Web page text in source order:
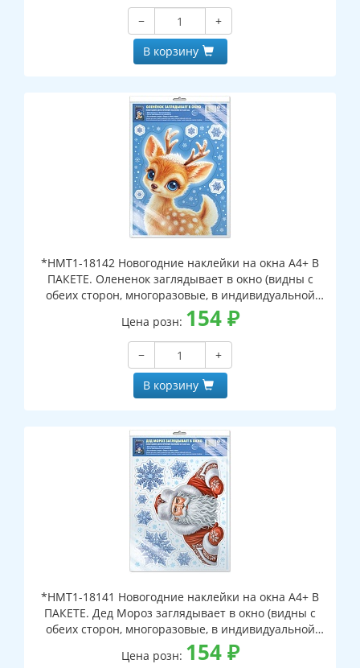
−
+
В корзину
*НМТ1-18142 Новогодние наклейки на окна А4+ В
ПАКЕТЕ. Олененок заглядывает в окно (видны с
обеих сторон, многоразовые, в индивидуальной
упаковке, с европодвесом и клеевым клапаном)
Цена розн: 154₽
−
+
В корзину
*НМТ1-18141 Новогодние наклейки на окна А4+ В
ПАКЕТЕ. Дед Мороз заглядывает в окно (видны с
обеих сторон, многоразовые, в индивидуальной
упаковке, с европодвесом и клеевым клапаном)
Цена розн: 154₽